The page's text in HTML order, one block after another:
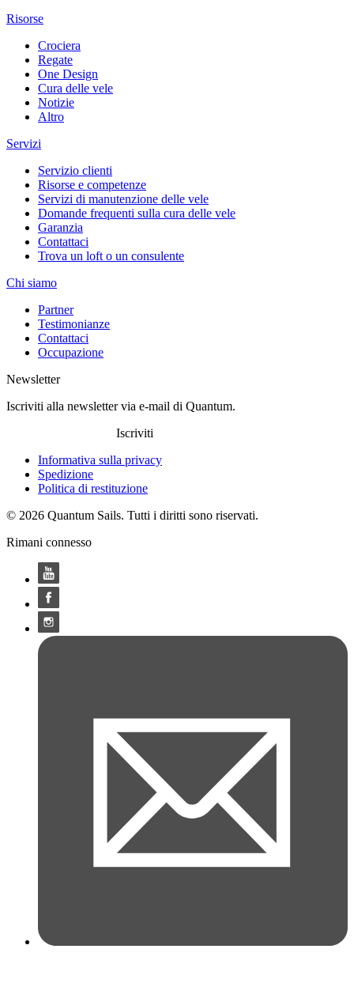
Risorse
Crociera
Regate
One Design
Cura delle vele
Notizie
Altro
Servizi
Servizio clienti
Risorse e competenze
Servizi di manutenzione delle vele
Domande frequenti sulla cura delle vele
Garanzia
Contattaci
Trova un loft o un consulente
Chi siamo
Partner
Testimonianze
Contattaci
Occupazione
Newsletter
Iscriviti alla newsletter via e-mail di Quantum.
Iscriviti
Informativa sulla privacy
Spedizione
Politica di restituzione
© 2026 Quantum Sails. Tutti i diritti sono riservati.
Rimani connesso